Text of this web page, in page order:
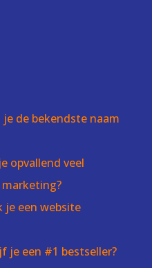
de bekendste naam
opvallend veel
je een website
je een #1 bestseller?